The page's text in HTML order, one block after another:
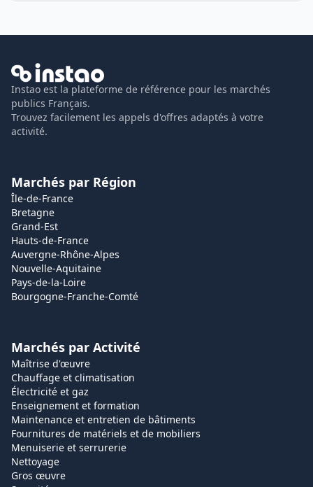
Instao est la plateforme de référence pour les marchés
publics Français.
Trouvez facilement les appels d'offres adaptés à votre
activité.
Marchés par Région
Île-de-France
Bretagne
Grand-Est
Hauts-de-France
Auvergne-Rhône-Alpes
Nouvelle-Aquitaine
Pays-de-la-Loire
Bourgogne-Franche-Comté
Marchés par Activité
Maîtrise d'œuvre
Chauffage et climatisation
Électricité et gaz
Enseignement et formation
Maintenance et entretien de bâtiments
Fournitures de matériels et de mobiliers
Menuiserie et serrurerie
Nettoyage
Gros œuvre